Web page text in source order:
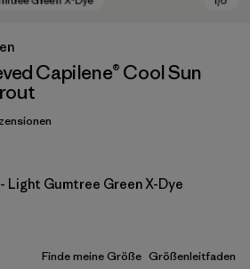
Gumtree Green X-Dye
Capilene® Cool Sun
5
Light Gumtree Green X-Dye
Finde meine Größe Größenleitfaden